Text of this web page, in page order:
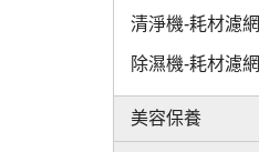
清淨機-耗材濾網
除濕機-耗材濾網
美容保養